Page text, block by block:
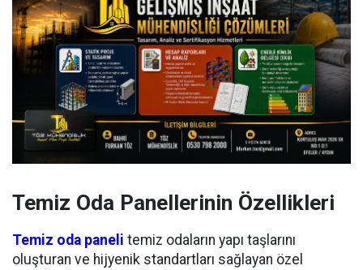
Temiz Oda Panellerinin Özellikleri
Temiz oda paneli temiz odaların yapı taşlarını
oluşturan ve hijyenik standartları sağlayan özel